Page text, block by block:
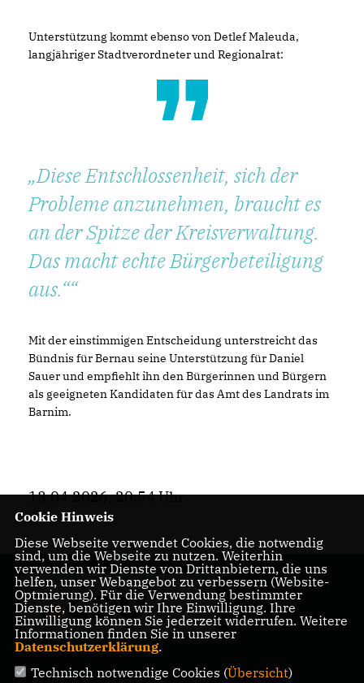
Unterstützung kommt ebenso von Detlef Maleuda,
langjähriger Stadtverordneter und Regionalrat:
Diese Entschlossenheit, sich der
Probleme anzunehmen, braucht es
an der Spitze der Kreisverwaltung.
Das macht echte Bürgerbeteiligung
aus.“
Mit der einstimmigen Entscheidung unterstreicht das
Bündnis für Bernau seine Unterstützung für Daniel
Sauer und empfiehlt ihn den Bürgerinnen und Bürgern
als geeigneten Kandidaten für das Amt des Landrats im
Barnim.
13.04.2026, 20:54 Uhr
Internetauftritt der
CDU Bernau
Cookie Hinweis
Diese Webseite verwendet Cookies, die notwendig
sind, um die Webseite zu nutzen. Weiterhin
verwenden wir Dienste von Drittanbietern, die uns
helfen, unser Webangebot zu verbessern (Website-
Optmierung). Für die Verwendung bestimmter
Dienste, benötigen wir Ihre Einwilligung. Ihre
Einwilligung können Sie jederzeit widerrufen. Weitere
Informationen finden Sie in unserer
Datenschutzerklärung.
Technisch notwendige Cookies (Übersicht)